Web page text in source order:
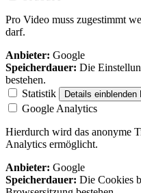
Pro Video muss zugestimmt
darf.
Anbieter: Google
Speicherdauer: Die
bestehen.
Statistik
Details einblenden
Google Analytics
Hierdurch wird das anonyme
Analytics ermöglicht.
Anbieter: Google
Speicherdauer: Die Cookies